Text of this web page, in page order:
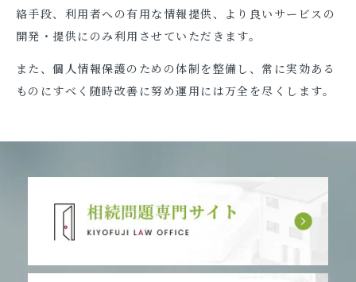
絡手段、利用者への有用な情報提供、より良いサービスの
開発・提供にのみ利用させていただきます。
また、個人情報保護のための体制を整備し、常に実効ある
ものにすべく随時改善に努め運用には万全を尽くします。